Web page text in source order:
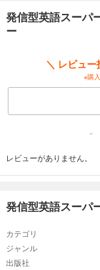
発信型英語スーパ
ー
＼ レビュ
※購
-
レビューがありません。
発信型英語スーパ
カテゴリ
ジャンル
出版社